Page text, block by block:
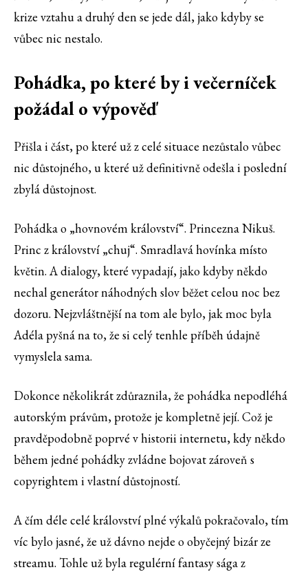
krize vztahu a druhý den se jede dál, jako kdyby se
vůbec nic nestalo.
Pohádka, po které by i večerníček
požádal o výpověď
Přišla i část, po které už z celé situace nezůstalo vůbec
nic důstojného, u které už definitivně odešla i poslední
zbylá důstojnost.
Pohádka o „hovnovém království“. Princezna Nikuš.
Princ z království „chuj“. Smradlavá hovínka místo
květin. A dialogy, které vypadají, jako kdyby někdo
nechal generátor náhodných slov běžet celou noc bez
dozoru. Nejzvláštnější na tom ale bylo, jak moc byla
Adéla pyšná na to, že si celý tenhle příběh údajně
vymyslela sama.
Dokonce několikrát zdůraznila, že pohádka nepodléhá
autorským právům, protože je kompletně její. Což je
pravděpodobně poprvé v historii internetu, kdy někdo
během jedné pohádky zvládne bojovat zároveň s
copyrightem i vlastní důstojností.
A čím déle celé království plné výkalů pokračovalo, tím
víc bylo jasné, že už dávno nejde o obyčejný bizár ze
streamu. Tohle už byla regulérní fantasy sága z